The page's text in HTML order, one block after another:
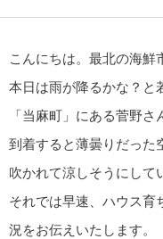
こんにちは。最北の海鮮
本日は雨が降るかな？と
「当麻町」にある菅野さ
到着すると薄曇りだった
吹かれて涼しそうにして
それでは早速、ハウス育
況をお伝えいたします。